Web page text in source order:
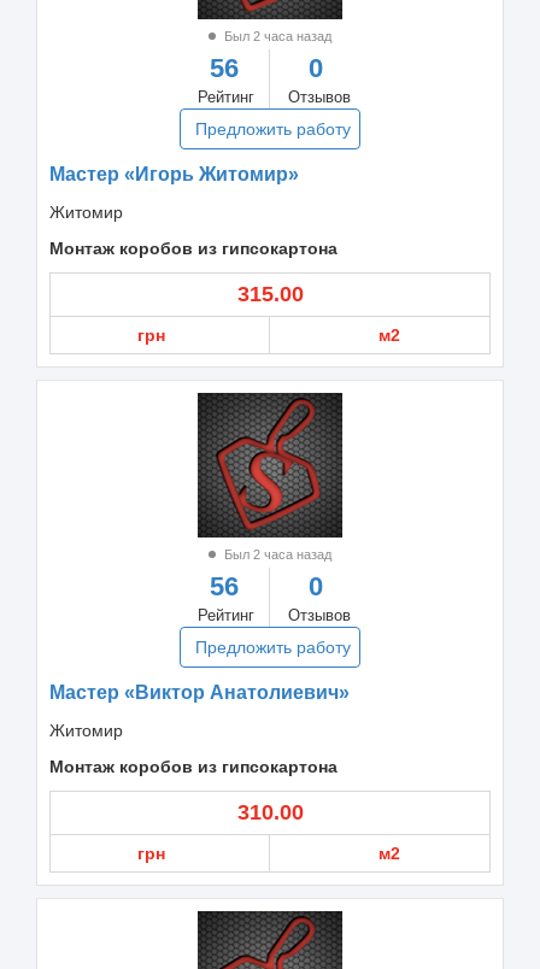
Был 2 часа назад
56
Рейтинг
0
Отзывов
Предложить работу
Мастер «Игорь Житомир»
Житомир
Монтаж коробов из гипсокартона
315.00
грн м2
Был 2 часа назад
56
Рейтинг
0
Отзывов
Предложить работу
Мастер «Виктор Анатолиевич»
Житомир
Монтаж коробов из гипсокартона
310.00
грн м2